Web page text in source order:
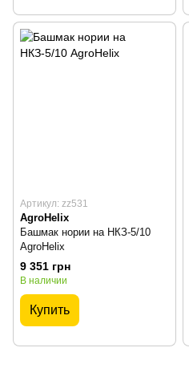
Артикул: zz531
AgroHelix
Башмак нории на НКЗ-5/10
AgroHelix
9 351 грн
В наличии
Купить